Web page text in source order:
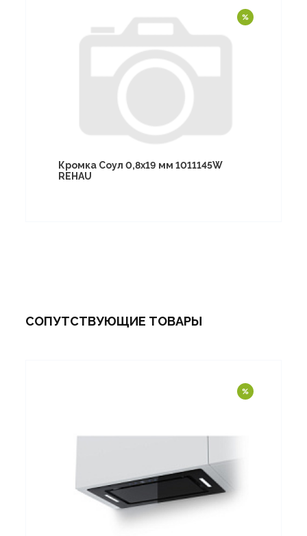
Кромка Соул 0,8х19 мм 1011145W
REHAU
СОПУТСТВУЮЩИЕ ТОВАРЫ